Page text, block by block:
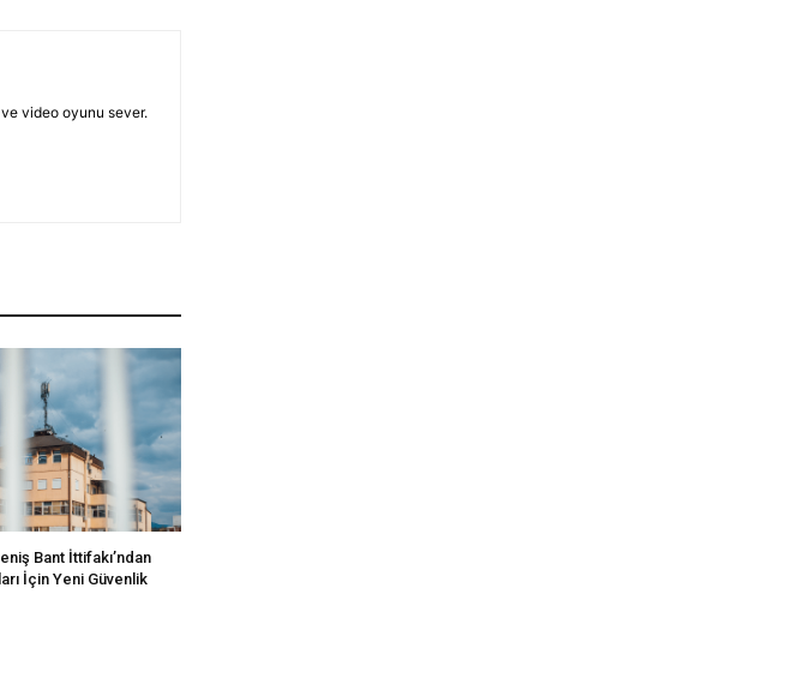
video oyunu sever.
Bant İttifakı’ndan
İçin Yeni Güvenlik